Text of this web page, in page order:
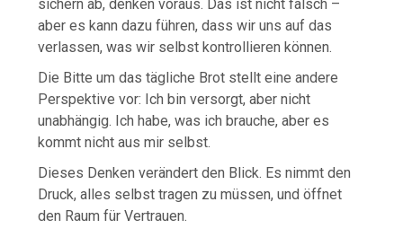
sichern ab, denken voraus. Das ist nicht falsch –
aber es kann dazu führen, dass wir uns auf das
verlassen, was wir selbst kontrollieren können.
Die Bitte um das tägliche Brot stellt eine andere
Perspektive vor: Ich bin versorgt, aber nicht
unabhängig. Ich habe, was ich brauche, aber es
kommt nicht aus mir selbst.
Dieses Denken verändert den Blick. Es nimmt den
Druck, alles selbst tragen zu müssen, und öffnet
den Raum für Vertrauen.